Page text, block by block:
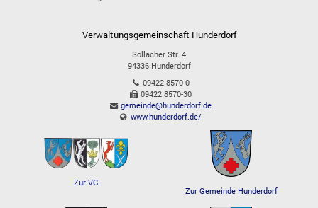
Verwaltungsgemeinschaft Hunderdorf
Sollacher Str. 4
94336 Hunderdorf
09422 8570-0
09422 8570-30
gemeinde@hunderdorf.de
www.hunderdorf.de/
Zur VG
Zur Gemeinde Hunderdorf